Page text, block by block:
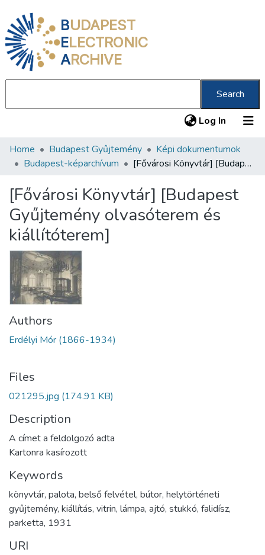
BUDAPEST
ELECTRONIC
ARCHIVE
Search
Log In (current)
Communities & Collections
Statistics
About us
Home Budapest Gyűjtemény
Képi dokumentumok
Budapest-képarchívum
[Fővárosi Könyvtár] [Budapest Gyűjtemény olvasóterem és kiállítóterem]
[Fővárosi Könyvtár] [Budapest
Gyűjtemény olvasóterem és
kiállítóterem]
Authors
Erdélyi Mór (1866-1934)
Files
021295.jpg (174.91 KB)
Description
A címet a feldolgozó adta
Kartonra kasírozott
Keywords
könyvtár, palota, belső felvétel, bútor, helytörténeti
gyűjtemény, kiállítás, vitrin, lámpa, ajtó, stukkó, falidísz,
parketta, 1931
URI